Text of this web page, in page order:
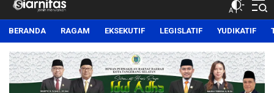
siarnitas
Jernih Menyiarkan
BERANDA RAGAM EKSEKUTIF LEGISLATIF YUDIKATIF